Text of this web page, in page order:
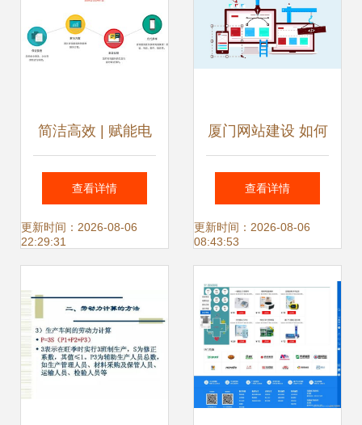
简洁高效 | 赋能电
商未来
查看详情
更新时间：2026-08-06
22:29:31
厦门网站建设 如何
打造一个优秀的网
站？网站策划的关
查看详情
更新时间：2026-08-06
08:43:53